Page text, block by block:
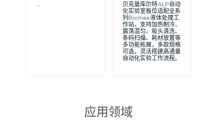
...
贝克曼库尔特ALP自动
化实验室板位适配全系
列Biomek液体处理工
作站，支持加热制冷、
震荡混匀、吸头清洗、
条码扫描、耗材放置等
多功能拓展，多款规格
可选，灵活搭建高通量
自动化实验工作流程。
应用领域